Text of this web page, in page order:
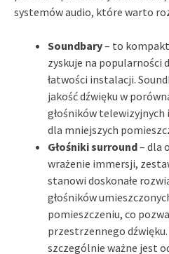
systemów audio, które warto
Soundbary– to
zyskuje na popularności
łatwości instalacji.
jakość dźwięku w
głośników
dla mniejszych
Głośniki surround– dla
wrażenie immersji,
stanowi doskonałe
głośników
pomieszczeniu, co
przestrzennego
szczególnie ważne jest